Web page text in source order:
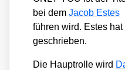
bei demJacob Estes
füh­ren wird. Estes
geschrie­ben.
Die Haupt­rol­le wird